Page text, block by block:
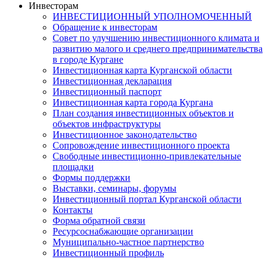
Инвесторам
ИНВЕСТИЦИОННЫЙ УПОЛНОМОЧЕННЫЙ
Обращение к инвесторам
Совет по улучшению инвестиционного климата и
развитию малого и среднего предпринимательства
в городе Кургане
Инвестиционная карта Курганской области
Инвестиционная декларация
Инвестиционный паспорт
Инвестиционная карта города Кургана
План создания инвестиционных объектов и
объектов инфраструктуры
Инвестиционное законодательство
Сопровождение инвестиционного проекта
Свободные инвестиционно-привлекательные
площадки
Формы поддержки
Выставки, семинары, форумы
Инвестиционный портал Курганской области
Контакты
Форма обратной связи
Ресурсоснабжающие организации
Муниципально-частное партнерство
Инвестиционный профиль